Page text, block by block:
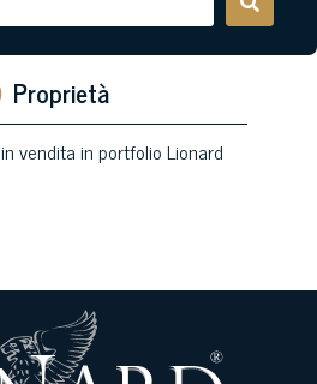
Proprietà
vendita in portfolio Lionard